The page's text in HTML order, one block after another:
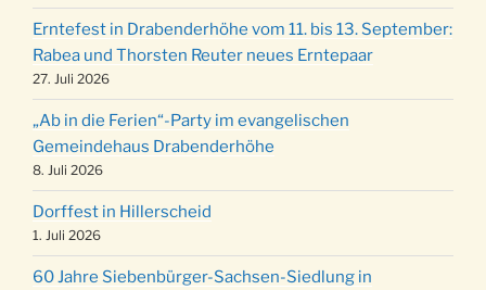
24.12.
Familiengottesdienst mit Krippenspiel im Ev.
Gemeindehaus um 15:00 Uhr
24.12. Familiengottesdienst in der FeG um 16 Uhr
24.12.
Weihnachtsgottesdienst in der Kirche um
15:00 Uhr
24.12.
Weihnachtsgottesdienst in der Kirche um
18:00 Uhr
24.12.
Christmette mit der ev. Jugend in der Kirche
um 23:00 Uhr
Gottesdienst zu Silvester in der Kirche um
Erntefest in Drabenderhöhe vom 11. bis 13. September:
Rabea und Thorsten Reuter neues Erntepaar
27. Juli 2026
„Ab in die Ferien“-Party im evangelischen
Gemeindehaus Drabenderhöhe
8. Juli 2026
Dorffest in Hillerscheid
1. Juli 2026
60 Jahre Siebenbürger-Sachsen-Siedlung in